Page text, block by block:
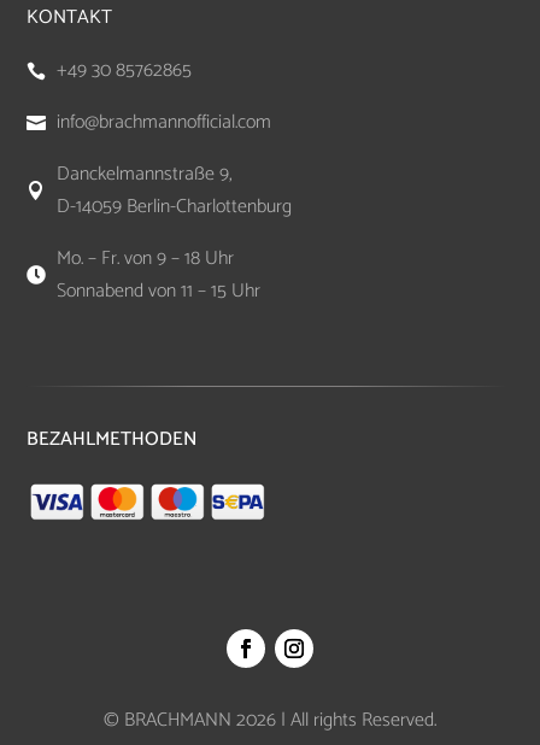
KONTAKT
 +49 30 85762865
 info@brachmannofficial.com

Danckelmannstraße 9,
D-14059 Berlin-Charlottenburg

Mo. – Fr. von 9 – 18 Uhr
Sonnabend von 11 – 15 Uhr
BEZAHLMETHODEN
© BRACHMANN 2026 | All rights Reserved.